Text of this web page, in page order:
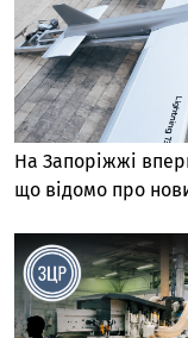
На Запоріжжі
що відомо про